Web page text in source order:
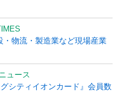
物流・製造業など現場産業
ュース
シティイオンカード』会員数